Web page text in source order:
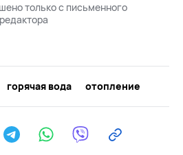
только с письменного
горячая вода отопление